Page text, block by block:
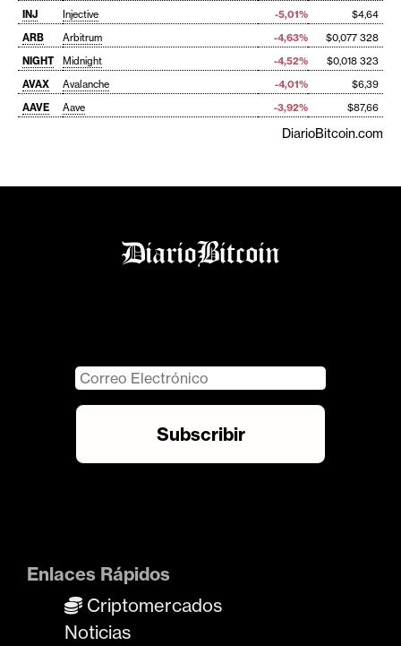
INJ
Injective -5,01%
$4,64
ARB
Arbitrum -4,63%
$0,077 328
NIGHT
Midnight -4,52%
$0,018 323
AVAX
Avalanche -4,01%
$6,39
AAVE
Aave -3,92% $87,66
DiarioBitcoin.com
Enlaces Rápidos
Criptomercados
Noticias